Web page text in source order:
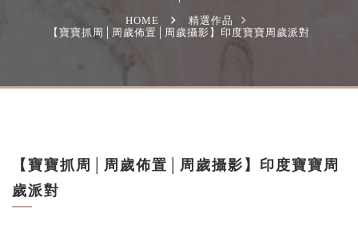
HOME
精選作品
【寶寶抓周│周歲佈置│周歲攝影】印度寶寶周歲派對
【寶寶抓周│周歲佈置│周歲攝影】印度寶寶周
歲派對